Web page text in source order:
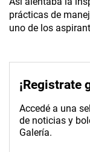
prácticas de
uno de los
¡Registrate
Accedé a una
de noticias y
Galería.